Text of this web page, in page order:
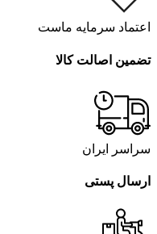
اعتماد سرمایه ماست
تضمین اصالت کالا
سراسر ایران
ارسال پستی